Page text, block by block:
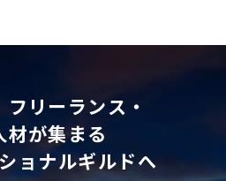
リーランス・
材が集まる
ョナルギルドへ